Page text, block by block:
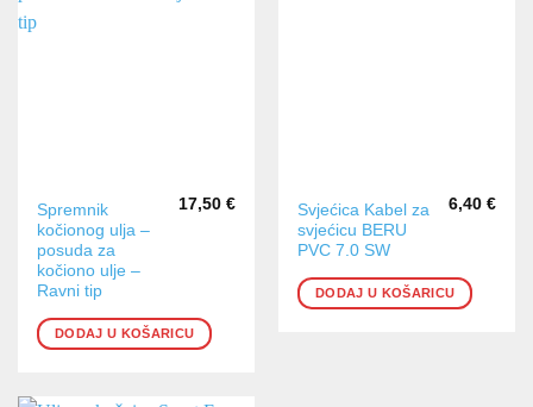
Spremnik
kočionog ulja –
posuda za
kočiono ulje –
Ravni tip
17,50 €
DODAJ U KOŠARICU
Svjećica Kabel za
svjećicu BERU
PVC 7.0 SW
6,40 €
DODAJ U KOŠARICU